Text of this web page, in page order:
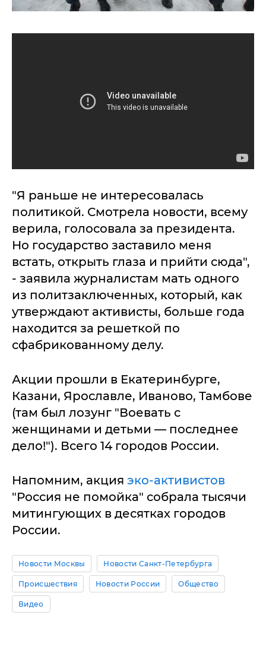
"Я раньше не интересовалась
политикой. Смотрела новости, всему
верила, голосовала за президента.
Но государство заставило меня
встать, открыть глаза и прийти сюда",
- заявила журналистам мать одного
из политзаключенных, который, как
утверждают активисты, больше года
находится за решеткой по
сфабрикованному делу.
Акции прошли в Екатеринбурге,
Казани, Ярославле, Иваново, Тамбове
(там был лозунг "Воевать с
женщинами и детьми — последнее
дело!"). Всего 14 городов России.
Напомним, акция эко-активистов
"Россия не помойка" собрала тысячи
митингующих в десятках городов
России.
Новости Москвы Новости Санкт-Петербурга
Происшествия Новости России Общество
Видео